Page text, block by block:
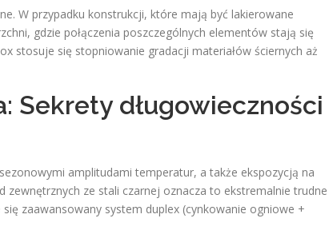
W przypadku konstrukcji, które mają być lakierowane
gdzie połączenia poszczególnych elementów stają się
stosuje się stopniowanie gradacji materiałów ściernych aż
Sekrety długowieczności
amplitudami temperatur, a także ekspozycją na
ze stali czarnej oznacza to ekstremalnie trudne
zaawansowany system duplex (cynkowanie ogniowe +